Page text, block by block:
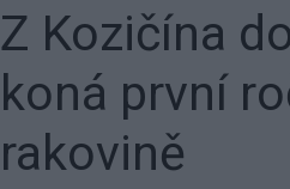
Z Kozičína
koná první
rakovině